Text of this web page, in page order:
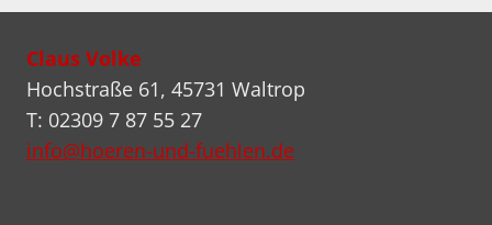
Claus Volke
Hochstraße 61, 45731 Waltrop
T: 02309 7 87 55 27
info@hoeren-und-fuehlen.de